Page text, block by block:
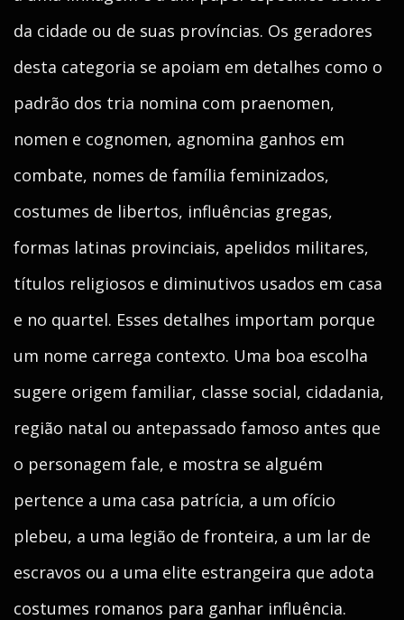
da cidade ou de suas províncias. Os geradores
desta categoria se apoiam em detalhes como o
padrão dos tria nomina com praenomen,
nomen e cognomen, agnomina ganhos em
combate, nomes de família feminizados,
costumes de libertos, influências gregas,
formas latinas provinciais, apelidos militares,
títulos religiosos e diminutivos usados em casa
e no quartel. Esses detalhes importam porque
um nome carrega contexto. Uma boa escolha
sugere origem familiar, classe social, cidadania,
região natal ou antepassado famoso antes que
o personagem fale, e mostra se alguém
pertence a uma casa patrícia, a um ofício
plebeu, a uma legião de fronteira, a um lar de
escravos ou a uma elite estrangeira que adota
costumes romanos para ganhar influência.